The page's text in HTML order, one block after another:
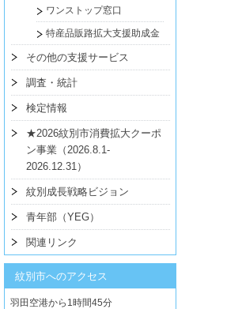
ワンストップ窓口
特産品販路拡大支援助成金
その他の支援サービス
調査・統計
検定情報
★2026紋別市消費拡大クーポ
ン事業（2026.8.1-
2026.12.31）
紋別成長戦略ビジョン
青年部（YEG）
関連リンク
紋別市へのアクセス
羽田空港から1時間45分